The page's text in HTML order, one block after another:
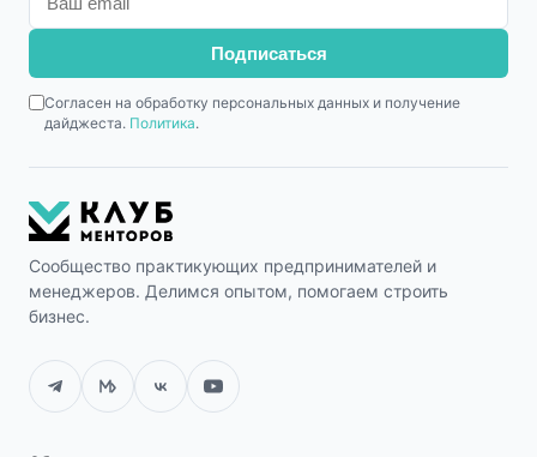
Подписаться
Согласен на обработку персональных данных и получение
дайджеста. Политика.
Сообщество практикующих предпринимателей и
менеджеров. Делимся опытом, помогаем строить
бизнес.